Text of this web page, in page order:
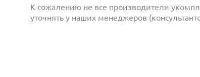
К сожалению не все производители
уточнять у наших менеджеров